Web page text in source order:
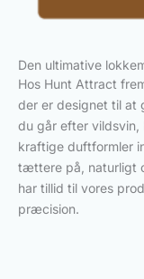
Den ultimative
Hos Hunt Attract
der er designet til at
du går efter vildsvin,
kraftige duftformler
tættere på, naturligt
har tillid til vores
præcision.